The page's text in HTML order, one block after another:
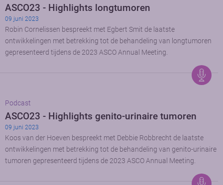
ASCO23 - Highlights longtumoren
09 juni 2023
Robin Cornelissen bespreekt met Egbert Smit de laatste
ontwikkelingen met betrekking tot de behandeling van longtumoren
gepresenteerd tijdens de 2023 ASCO Annual Meeting.
Podcast
ASCO23 - Highlights genito-urinaire tumoren
09 juni 2023
Koos van der Hoeven bespreekt met Debbie Robbrecht de laatste
ontwikkelingen met betrekking tot de behandeling van genito-urinaire
tumoren gepresenteerd tijdens de 2023 ASCO Annual Meeting.